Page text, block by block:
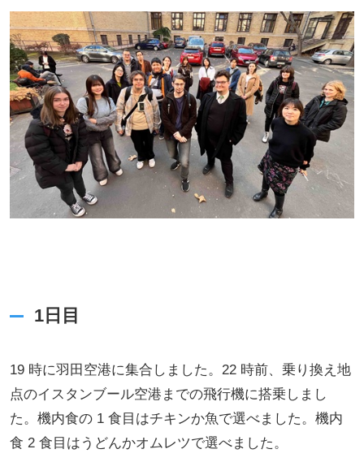
1日目
19 時に羽田空港に集合しました。22 時前、乗り換え地
点のイスタンブール空港までの飛行機に搭乗しまし
た。機内食の 1 食目はチキンか魚で選べました。機内
食 2 食目はうどんかオムレツで選べました。